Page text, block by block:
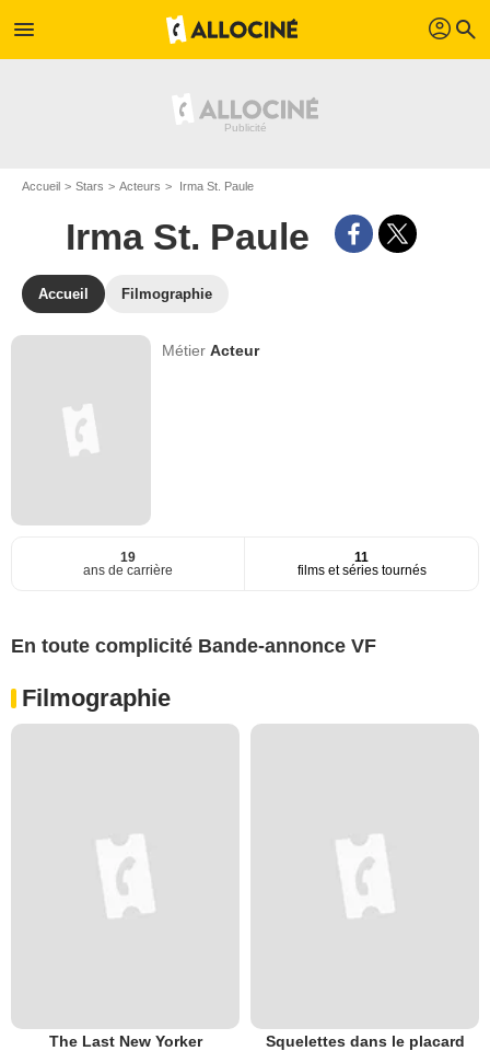
menu profil search
Accueil Stars Acteurs Irma St. Paule
Irma St. Paule
Accueil Filmographie
MétierActeur
19
ans de carrière
11
films et séries tournés
En toute complicité Bande-annonce VF
Filmographie
The Last New Yorker Squelettes dans le placard